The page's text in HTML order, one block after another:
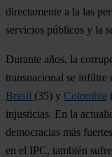
directamente a la las
servicios públicos y la
Durante años, la
transnacional se infiltre
Brasil (35) y Colombia
injusticias. En la
democracias más
en el IPC, también